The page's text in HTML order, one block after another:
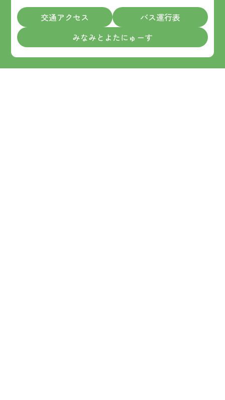
交通アクセス
バス運行表
みなみとよたにゅーす